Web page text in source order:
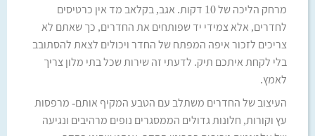
מרחק הליכה של 10 דקות. אגב, בקלאב מד אין כרטיסים
לחדרים, אלא צמידי יד שפותחים את החדרים, כך שאתם לא
צריכים לזכור איפה המפתח של החדר ויכולים לצאת להסתובב
בלי לקחת איתכם תיק. לדעתי זה שירות שכל בתי מלון צריך
לאמץ.
העיצוב של החדרים משתלב עם הטבע המקיף אותם- מרפסות
עץ וקורות, חלונות גדולים הממסגרים נופים מרהיבים ונגיעה